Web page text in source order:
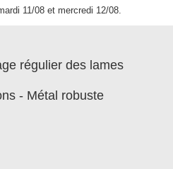
11/08 et mercredi 12/08.
régulier des lames
- Métal robuste